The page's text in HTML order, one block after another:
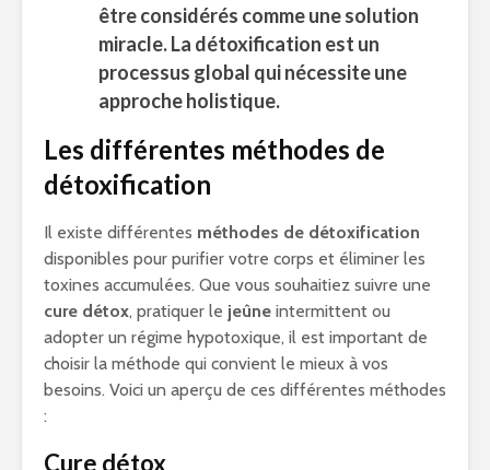
être considérés comme une solution
miracle. La détoxification est un
processus global qui nécessite une
approche holistique.
Les différentes méthodes de
détoxification
Il existe différentes méthodes de détoxification
disponibles pour purifier votre corps et éliminer les
toxines accumulées. Que vous souhaitiez suivre une
cure détox, pratiquer le jeûne intermittent ou
adopter un régime hypotoxique, il est important de
choisir la méthode qui convient le mieux à vos
besoins. Voici un aperçu de ces différentes méthodes
:
Cure détox